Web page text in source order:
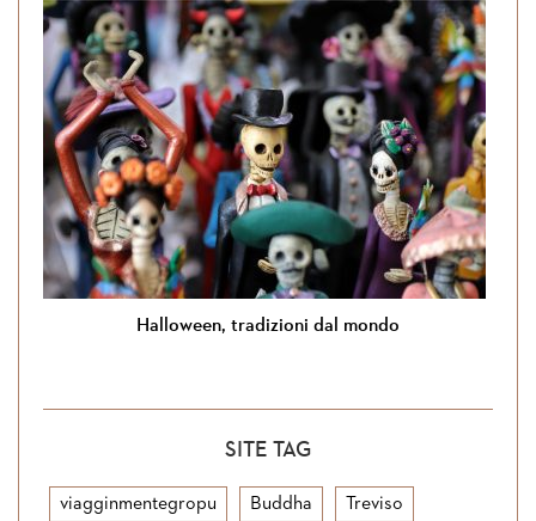
Halloween, tradizioni dal mondo
SITE TAG
viagginmentegropu Buddha Treviso